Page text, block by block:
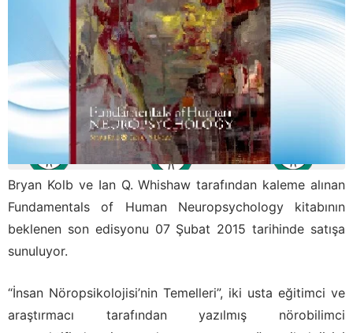
Bryan Kolb ve Ian Q. Whishaw tarafından kaleme alınan
Fundamentals of Human Neuropsychology kitabının
beklenen son edisyonu 07 Şubat 2015 tarihinde satışa
sunuluyor.
“İnsan Nöropsikolojisi’nin Temelleri”, iki usta eğitimci ve
araştırmacı tarafından yazılmış nörobilimci